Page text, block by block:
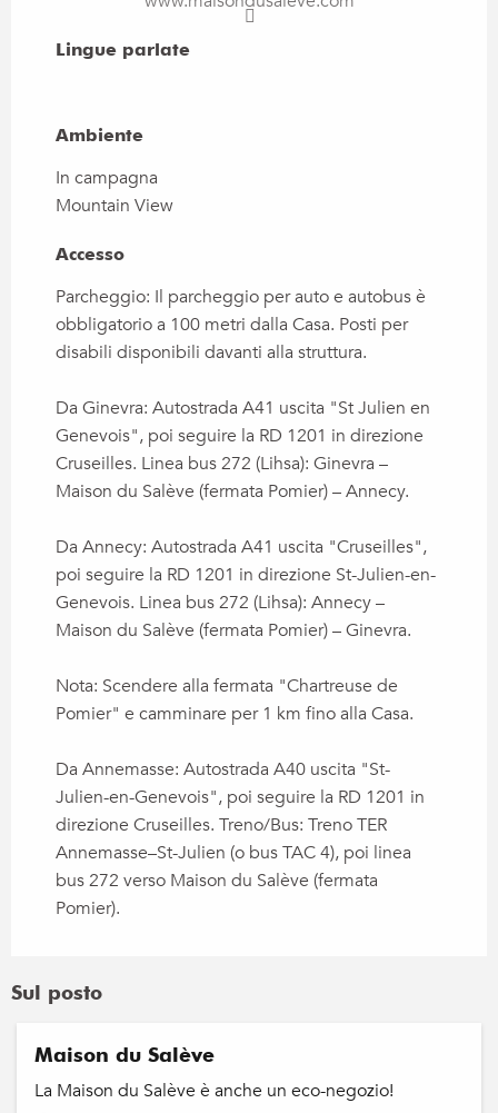
Lingue parlate
Lingue parlate
Ambiente
Ambiente
In campagna
Mountain View
Accesso
Accesso
Parcheggio: Il parcheggio per auto e autobus è
obbligatorio a 100 metri dalla Casa. Posti per
disabili disponibili davanti alla struttura.
Da Ginevra: Autostrada A41 uscita "St Julien en
Genevois", poi seguire la RD 1201 in direzione
Cruseilles. Linea bus 272 (Lihsa): Ginevra –
Maison du Salève (fermata Pomier) – Annecy.
Da Annecy: Autostrada A41 uscita "Cruseilles",
poi seguire la RD 1201 in direzione St-Julien-en-
Genevois. Linea bus 272 (Lihsa): Annecy –
Maison du Salève (fermata Pomier) – Ginevra.
Nota: Scendere alla fermata "Chartreuse de
Pomier" e camminare per 1 km fino alla Casa.
Da Annemasse: Autostrada A40 uscita "St-
Julien-en-Genevois", poi seguire la RD 1201 in
direzione Cruseilles. Treno/Bus: Treno TER
Annemasse–St-Julien (o bus TAC 4), poi linea
bus 272 verso Maison du Salève (fermata
Pomier).
Sul posto
Maison du Salève
La Maison du Salève è anche un eco-negozio!